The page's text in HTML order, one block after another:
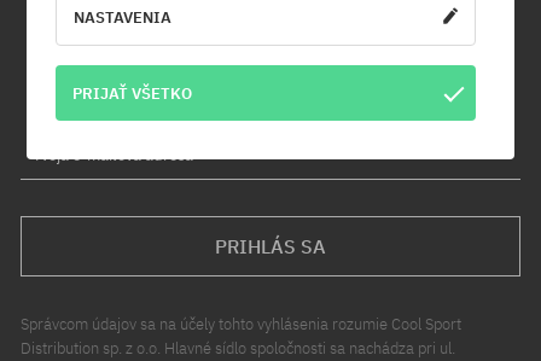
Navyše získaš zľavový kód -5 % na celú objednávku!
Tvoja e-mailová adresa
PRIHLÁS SA
Správcom údajov sa na účely tohto vyhlásenia rozumie Cool Sport
Distribution sp. z o.o. Hlavné sídlo spoločnosti sa nachádza pri ul.
NASTAVENIA
PRIJAŤ VŠETKO